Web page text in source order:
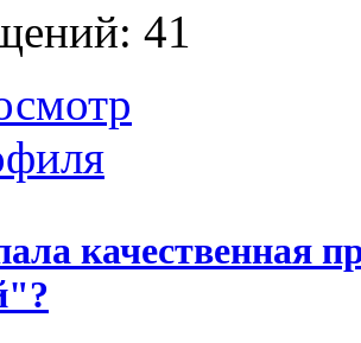
41
качественная